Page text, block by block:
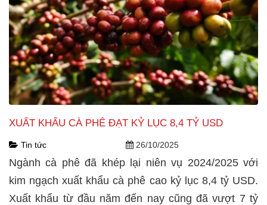
XUẤT KHẨU CÀ PHÊ ĐẠT KỶ LỤC 8,4 TỶ USD
Tin tức 26/10/2025
Ngành cà phê đã khép lại niên vụ 2024/2025 với
kim ngạch xuất khẩu cà phê cao kỷ lục 8,4 tỷ USD.
Xuất khẩu từ đầu năm đến nay cũng đã vượt 7 tỷ